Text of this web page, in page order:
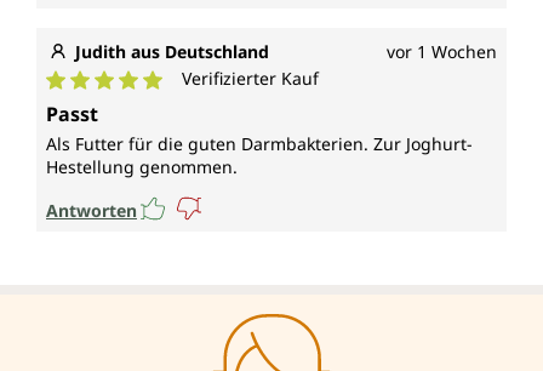
Judith aus Deutschland vor 1 Wochen
Durchschnittliche Bewertung von 5 von 5 Sternen
Verifizierter Kauf
Passt
Als Futter für die guten Darmbakterien. Zur Joghurt-
Hestellung genommen.
Antworten